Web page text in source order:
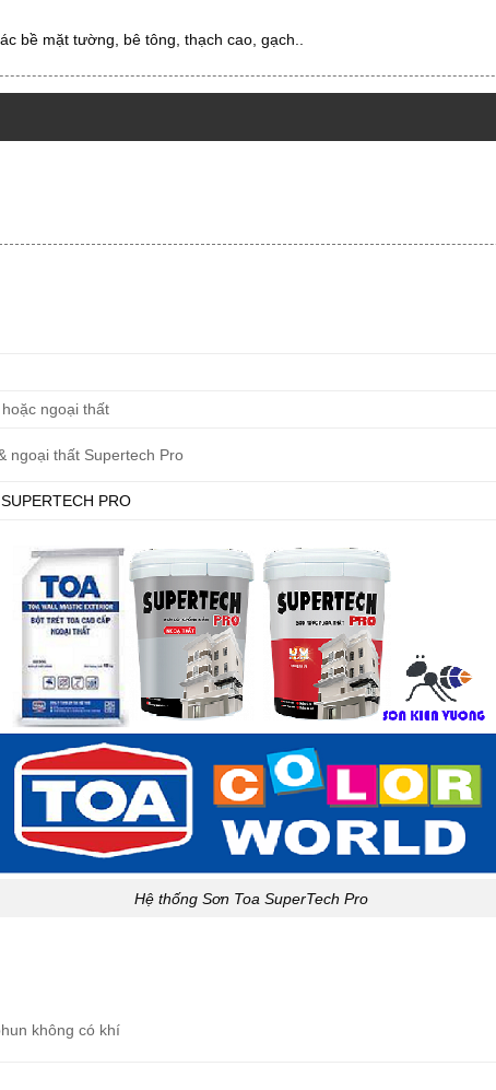
bề mặt tường, bê tông, thạch cao, gạch..
ngoại thất
ngoại thất Supertech Pro
PRO
Hệ thống Sơn Toa SuperTech Pro
không có khí